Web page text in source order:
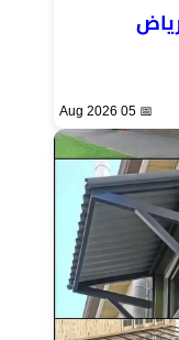
📅 05 Aug 2026